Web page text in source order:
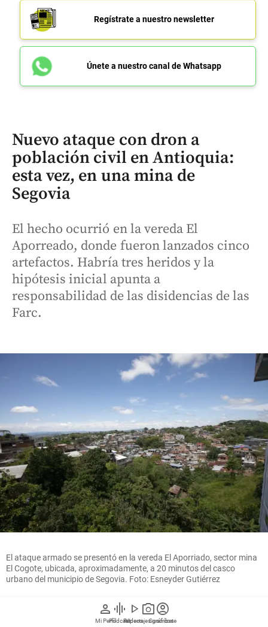
person
Mi Perfil
graphic_eq
Pódcast
play_arrow
Videos
photo_camera
Reportajes gráficos
account_circle
Suscríbete
Regístrate a nuestro newsletter
Únete a nuestro canal de Whatsapp
Nuevo ataque con dron a
población civil en Antioquia:
esta vez, en una mina de
Segovia
El hecho ocurrió en la vereda El
Aporreado, donde fueron lanzados cinco
artefactos. Habría tres heridos y la
hipótesis inicial apunta a
responsabilidad de las disidencias de las
Farc.
El ataque armado se presentó en la vereda El Aporriado, sector mina
El Cogote, ubicada, aproximadamente, a 20 minutos del casco
urbano del municipio de Segovia. Foto: Esneyder Gutiérrez